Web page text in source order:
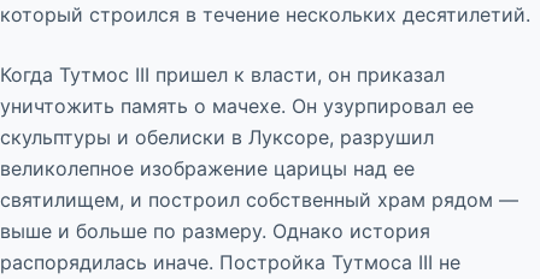
который строился в течение нескольких десятилетий.
Когда Тутмос III пришел к власти, он приказал
уничтожить память о мачехе. Он узурпировал ее
скульптуры и обелиски в Луксоре, разрушил
великолепное изображение царицы над ее
святилищем, и построил собственный храм рядом —
выше и больше по размеру. Однако история
распорядилась иначе. Постройка Тутмоса III не